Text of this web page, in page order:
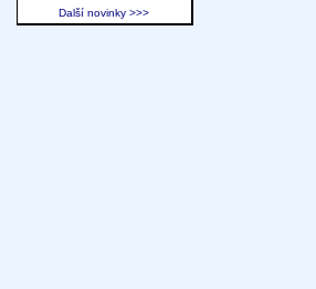
Další novinky >>>